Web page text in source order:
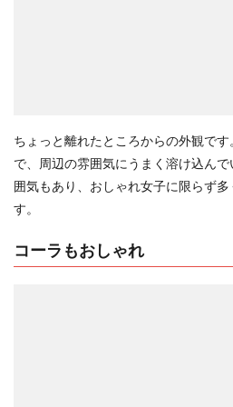
ちょっと離れたところからの外観で
で、周辺の雰囲気にうまく溶け込ん
囲気もあり、おしゃれ女子に限らず
す。
コーラもおしゃれ